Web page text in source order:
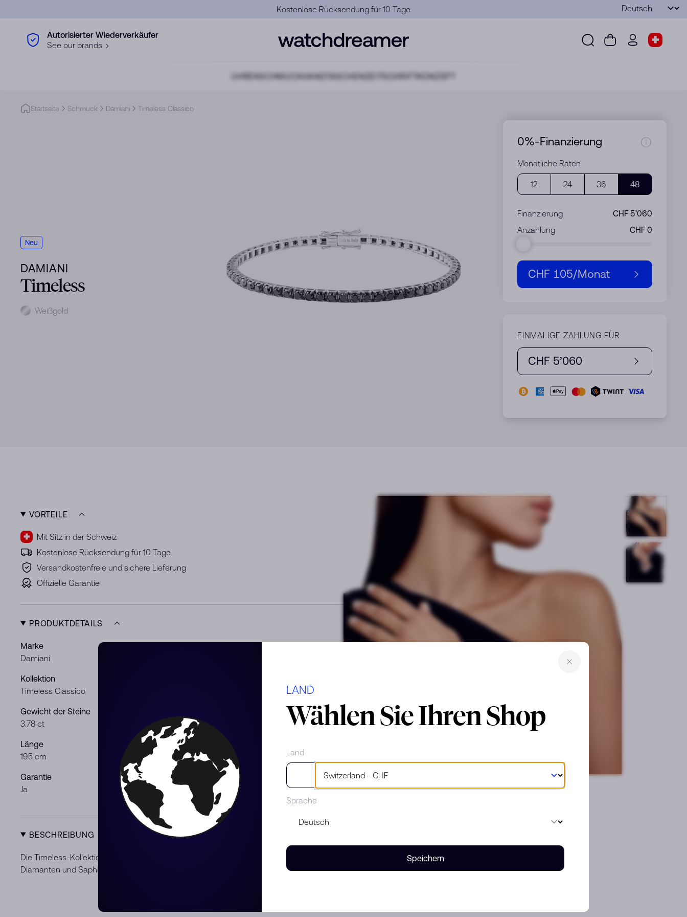
Offizielle Garantie Sprache
Senden
Autorisierter Wiederverkäufer
See our brands
UHREN SCHMUCK HANDTASCHEN
KONZEPT
Startseite Schmuck Damiani Timeless Classico
Neu
DAMIANI
Timeless
MetalWeißgold
0%-Finanzierung
Monatliche Raten
12 24 36 48
Finanzierung
CHF 5’060
Anzahlung
CHF 105/Monat
EINMALIGE ZAHLUNG FÜR
CHF 5’060
VORTEILE
Mit Sitz in der Schweiz
Kostenlose Rücksendung für 10 Tage
Versandkostenfreie und sichere Lieferung
Offizielle Garantie
PRODUKTDETAILS
Marke
Damiani
Kollektion
Timeless Classico
Gewicht der Steine
3.78 ct
Schwarze Diamanten
Länge
19.5 cm
Geschlecht
Mann / Frau
Garantie
Ja
Neu
BESCHREIBUNG
Die Timeless-Kollektion von Damiani besticht durch die Kombination von Gold mit
Diamanten und Saphiren in verschiedenen Farben, Schliffen und Formen.
LAND
Wählen Sie Ihren Shop
Land
Sprache
Speichern